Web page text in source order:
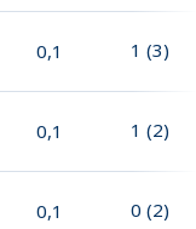
0,1 1 (3)
0,1 1 (2)
0,1 0 (2)